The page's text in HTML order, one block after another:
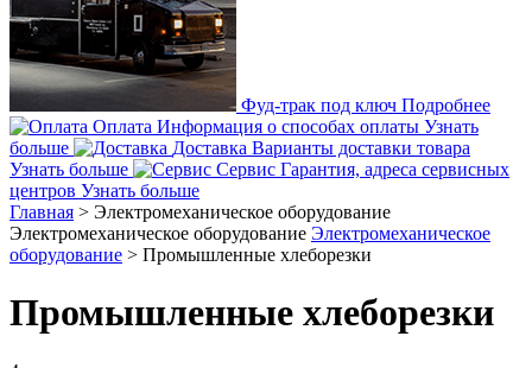
Фуд-трак под ключ Подробнее
Оплата Информация о способах оплаты Узнать
больше
Доставка Варианты доставки товара
Узнать больше
Сервис Гарантия, адреса сервисных
центров Узнать больше
Главная > Электромеханическое оборудование
Электромеханическое оборудование Электромеханическое
оборудование > Промышленные хлеборезки
Промышленные хлеборезки